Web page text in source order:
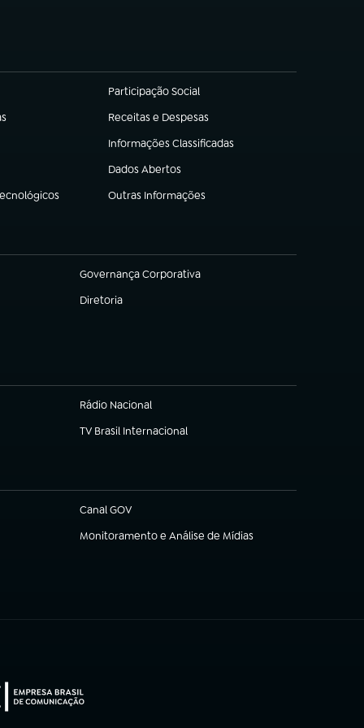
Participação Social
(abre em nova aba)
Receitas e Despesas
(abre em nova aba)
Informações Classificadas
(abre em nova aba)
Dados Abertos
(abre em nova aba)
Outras Informações
(abre em nova aba)
Governança Corporativa
(abre em nova aba)
Diretoria
(abre em nova aba)
Rádio Nacional
TV Brasil Internacional
(abre em nova aba)
Canal GOV
(abre em nova aba)
Monitoramento e Análise de Mídias
(abre em nova aba)